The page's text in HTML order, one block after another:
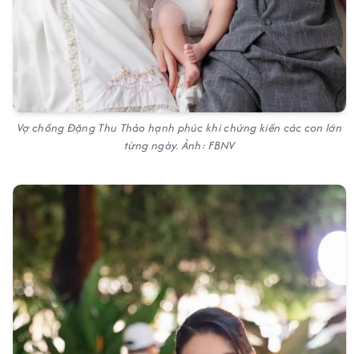
Vợ chồng Đặng Thu Thảo hạnh phúc khi chứng kiến các con lớn
từng ngày. Ảnh: FBNV